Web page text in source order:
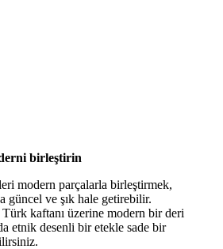
birleştirin
modern parçalarla birleştirmek,
güncel ve şık hale getirebilir.
kaftanı üzerine modern bir deri
etnik desenli bir etekle sade bir